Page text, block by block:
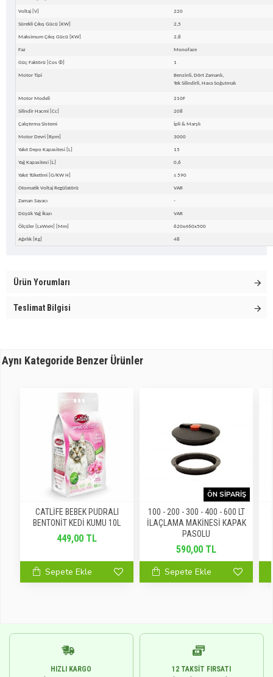
Voltaj [V] 220
Sürekli Çıkış Gücü [kW] 2,5
Maksimum Çıkış Gücü [kW] 2,8
Faz Monofaze
Güç Faktörü [Cos Φ 1
Motor Tipi
Benzinli, Dört Zamanlı,
Tek Silindirli, Hava Soğutmalı
Motor Modeli 210F
Silindir Hacmi [cc] 208
Çalıştırma Sistemi İpli & Marşlı
Motor Devri [rpm] 3000
Yakıt Depo Kapasitesi [L] 15
Yağ Kapasitesi [L] 0,6
Yakıt Tüketimi [g/kW H] ≤ 590
Otomatik Voltaj Regülatörü VAR
Zaman Sayacı -
Düşük Yağ İkazı VAR
Ölçüler [LxWxH] [mm] 620x460x500
Ağırlık [kg] 48
Ürün Yorumları
Teslimat Bilgisi
Aynı Kategoride Benzer Ürünler
CATLİFE BEBEK PUDRALI
BENTONİT KEDİ KUMU 10L
449,00 TL
Sepete Ekle
ÖN SIPARIŞ
100 - 200 - 300 - 400 - 600 LT
İLAÇLAMA MAKİNESİ KAPAK
PASOLU
590,00 TL
Sepete Ekle
HIZLI KARGO
12 TAKSIT FIRSATI